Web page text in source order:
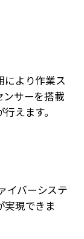
より作業ス
ンサーを搭載
えます。
イバーシステ
実現できま